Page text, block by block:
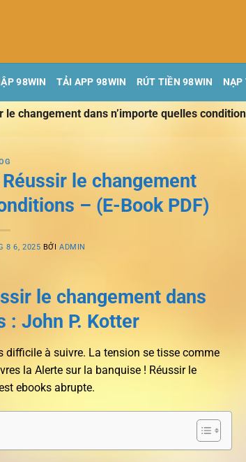
98WIN TẢI APP 98WIN RÚT TIỀN 98WIN NẠP
changement dans n’importe quelles
le changement
– (E-Book PDF)
8 6, 2025 BỞIADMIN
le changement dans
: John P. Kotter
difficile à suivre. La tension se tisse comme
la Alerte sur la banquise ! Réussir le
ebooks abrupte.